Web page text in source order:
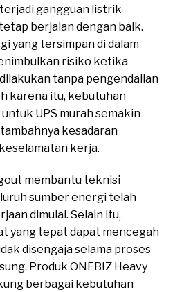
gangguan listrik
berjalan dengan baik.
yang tersimpan di dalam
risiko ketika
tanpa pengendalian
karena itu, kebutuhan
UPS murah semakin
kesadaran
kerja.
membantu teknisi
sumber energi telah
dimulai. Selain itu,
yang tepat dapat mencegah
disengaja selama proses
Produk ONEBIZ Heavy
berbagai kebutuhan